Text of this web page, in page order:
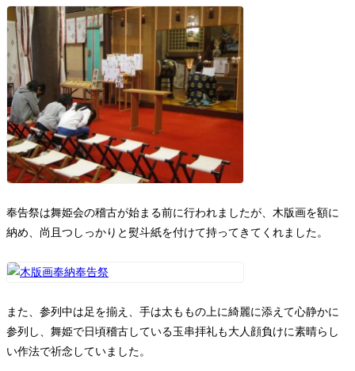
奉告祭は舞姫会の稽古が始まる前に行われましたが、木版画を額に
納め、尚且つしっかりと熨斗紙を付けて持ってきてくれました。
また、参列中は足を揃え、手は太ももの上に綺麗に添えて心静かに
参列し、舞姫で日頃稽古している玉串拝礼も大人顔負けに素晴らし
い作法で祈念していました。